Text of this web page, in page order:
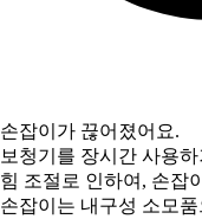
손잡이가 끊어졌어요.
보청기를 장시간 사용
힘 조절로 인하여, 손잡
손잡이는 내구성 소모